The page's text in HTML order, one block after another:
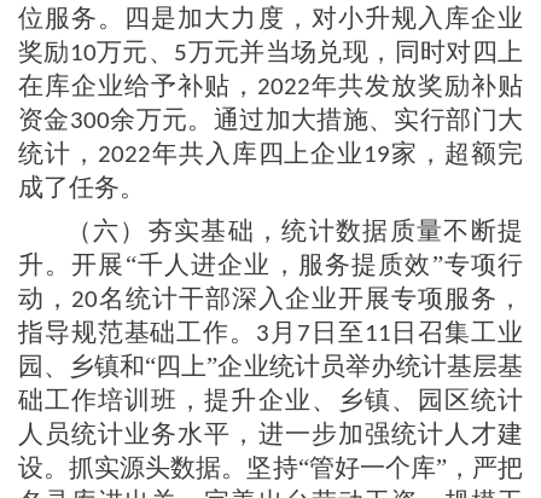
位服务。四是加大力度，对小升规入库企业
奖励10万元、 5万元并当场兑现，同时对四上
在库企业给予补贴， 2022年共发放奖励补贴
资金300余万元。通过加大措施、实行部门大
统计， 2022年共入库四上企业19家，超额完
成了任务。
（六） 夯实基础，统计数据质量不断提
升。开展“千人进企业，服务提质效”专项行
动， 20名统计干部深入企业开展专项服务，
指导规范基础工作。
3 月 7 日至11 日召集工业
园、乡镇和“四上”企业统计员举办统计基层基
础工作培训班，提升企业、乡镇、园区统计
人员统计业务水平，进一步加强统计人才建
设。抓实源头数据。坚持“管好一个库”，严把